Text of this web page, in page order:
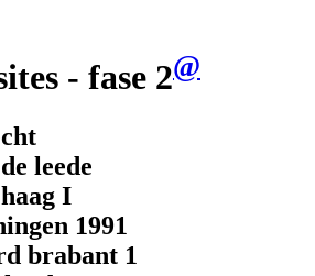
- fase 2@
leede
I
1991
brabant 1